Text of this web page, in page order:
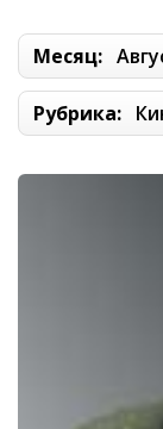
Месяц:
Рубрика: